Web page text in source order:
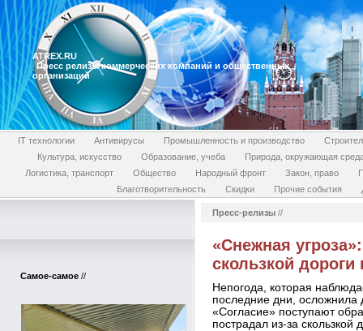
ATREX.RU
Пресс релизы коммерческих компаний и общественных
организаций
IT технологии Антивирусы Промышленность и производство
Культура, искусство
Образование, учеба
Природа, окружающая
Логистика, транспорт
Общество Народный фронт Закон, право
Благотворительность
Скидки Прочие события
Самое-самое //
Пресс-релизы //
«Снежная
скользкой
Непогода, которая
последние дни,
«Согласие» поступают
пострадал из-за скользкой